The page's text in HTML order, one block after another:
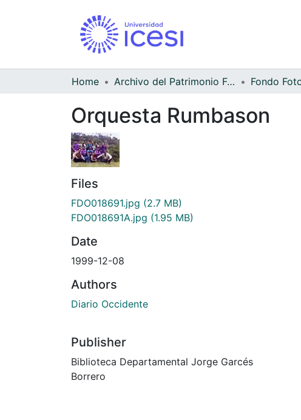
Home Archivo del Patrimonio Fotográfico y Fílmico del Valle del Cauca
Orquesta Rumbason
Files
FDO018691.jpg (2.7 MB)
FDO018691A.jpg (1.95 MB)
Date
1999-12-08
Authors
Diario Occidente
Publisher
Biblioteca Departamental Jorge Garcés
Borrero